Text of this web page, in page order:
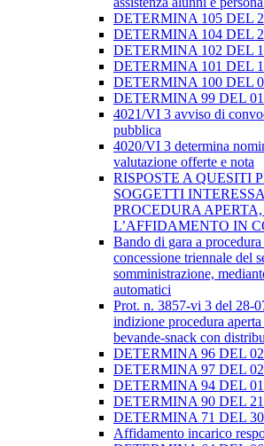
DETERMINA 105 DEL
DETERMINA 104 DEL
DETERMINA 102 DEL
DETERMINA 101 DEL
DETERMINA 100 DEL
DETERMINA 99 DEL
4021/VI 3 avviso di
pubblica
4020/VI 3 determina
valutazione offerte e nota
RISPOSTE A QUESITI
SOGGETTI
PROCEDURA APERTA,
L’AFFIDAMENTO IN
Bando di gara a procedura
concessione triennale del
somministrazione,
automatici
Prot. n. 3857-vi 3 del 28-
indizione procedura
bevande-snack con
DETERMINA 96 DEL
DETERMINA 97 DEL
DETERMINA 94 DEL
DETERMINA 90 DEL
DETERMINA 71 DEL
Affidamento incarico